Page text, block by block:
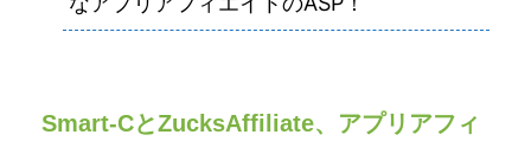
Smart-CとZucksAffiliate、アプリアフィ